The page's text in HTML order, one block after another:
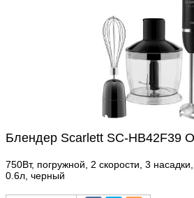
Блендер Scarlett SC-HB42F39
750Вт, погружной, 2 скорости, 3
0.6л, черный